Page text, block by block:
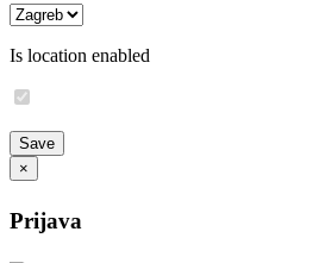
Is location enabled
×
Prijava